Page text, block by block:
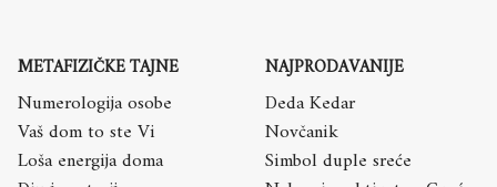
METAFIZIČKE TAJNE
Numerologija osobe
Vaš dom to ste Vi
Loša energija doma
NAJPRODAVANIJE
Deda Kedar
Novčanik
Simbol duple sreće